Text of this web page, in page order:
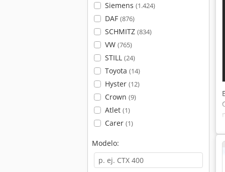
Siemens (1.424)
DAF (876)
SCHMITZ (834)
VW (765)
STILL (24)
Toyota (14)
Hyster (12)
Crown (9)
Atlet (1)
Carer (1)
Modelo: